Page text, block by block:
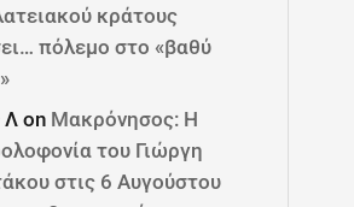
κράτους
πόλεμο στο «βαθύ
Λ on Μακρόνησος: Η
του Γιώργη
στις 6 Αυγούστου